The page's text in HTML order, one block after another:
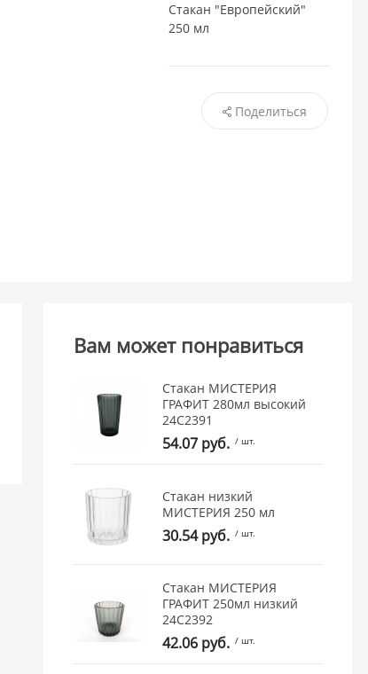
Стакан "Европейский"
250 мл
Поделиться
Вам может понравиться
Стакан МИСТЕРИЯ
ГРАФИТ 280мл высокий
24C2391
54.07 руб. / шт.
Стакан низкий
МИСТЕРИЯ 250 мл
30.54 руб. / шт.
Стакан МИСТЕРИЯ
ГРАФИТ 250мл низкий
24C2392
42.06 руб. / шт.